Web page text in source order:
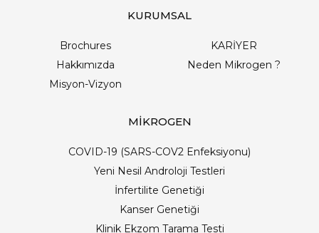
KURUMSAL
Brochures
KARİYER
Hakkımızda
Neden Mikrogen ?
Misyon-Vizyon
MİKROGEN
COVID-19 (SARS-COV2 Enfeksiyonu)
Yeni Nesil Androloji Testleri
İnfertilite Genetiği
Kanser Genetiği
Klinik Ekzom Tarama Testi